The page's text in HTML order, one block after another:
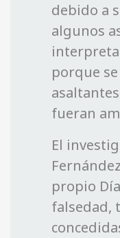
debido a
algunos
porque
fueran
El
propio
falsedad,